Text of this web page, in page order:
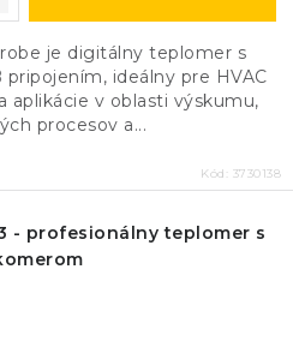
je digitálny teplomer s
ideálny pre HVAC
aplikácie v oblasti výskumu,
procesov a...
Kód: 3730138
- profesionálny teplomer s